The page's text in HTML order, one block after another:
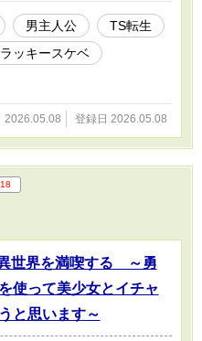
男主人公
TS転生
ラッキースケベ
2026.05.08 登録日 2026.05.08
世界を満喫する ～勇
使って美少女とイチャ
と思います～